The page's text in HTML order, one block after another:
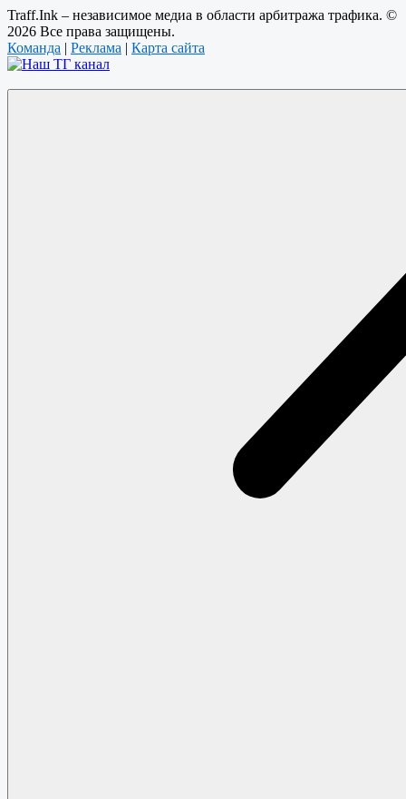
Traff.Ink – независимое медиа в области арбитража трафика. ©
2026 Все права защищены.
Команда | Реклама | Карта сайта